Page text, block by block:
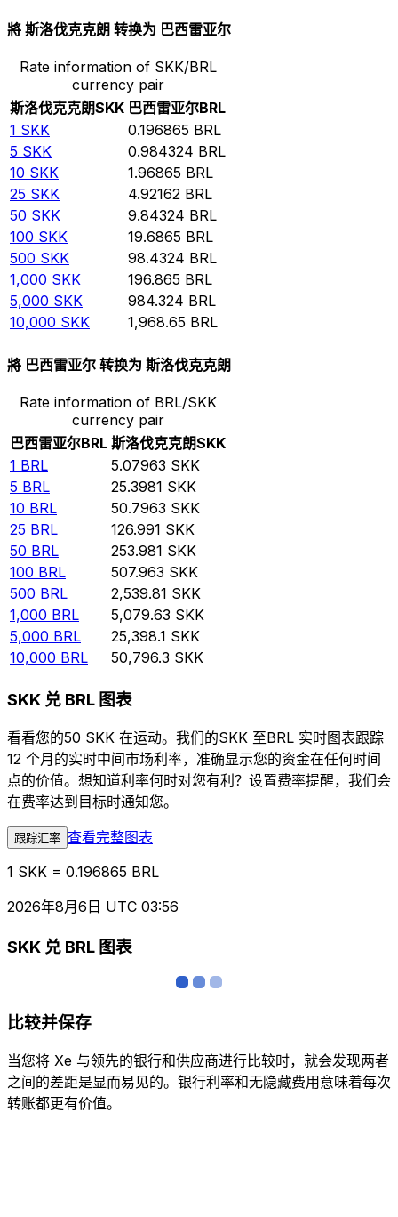
將 斯洛伐克克朗 转换为 巴西雷亚尔
Rate information of SKK/BRL
currency pair
斯洛伐克克朗SKK 巴西雷亚尔BRL
1 SKK 0.196865 BRL
5 SKK 0.984324 BRL
10 SKK 1.96865 BRL
25 SKK 4.92162 BRL
50 SKK 9.84324 BRL
100 SKK 19.6865 BRL
500 SKK 98.4324 BRL
1,000 SKK 196.865 BRL
5,000 SKK 984.324 BRL
10,000 SKK 1,968.65 BRL
將 巴西雷亚尔 转换为 斯洛伐克克朗
Rate information of BRL/SKK
currency pair
巴西雷亚尔BRL 斯洛伐克克朗SKK
1 BRL 5.07963 SKK
5 BRL 25.3981 SKK
10 BRL 50.7963 SKK
25 BRL 126.991 SKK
50 BRL 253.981 SKK
100 BRL 507.963 SKK
500 BRL 2,539.81 SKK
1,000 BRL 5,079.63 SKK
5,000 BRL 25,398.1 SKK
10,000 BRL 50,796.3 SKK
SKK 兑 BRL 图表
看看您的50 SKK 在运动。我们的SKK 至BRL 实时图表跟踪
12 个月的实时中间市场利率，准确显示您的资金在任何时间
点的价值。想知道利率何时对您有利？设置费率提醒，我们会
在费率达到目标时通知您。
跟踪汇率 查看完整图表
1 SKK = 0.196865 BRL
2026年8月6日 UTC 03:56
SKK 兑 BRL 图表
比较并保存
当您将 Xe 与领先的银行和供应商进行比较时，就会发现两者
之间的差距是显而易见的。银行利率和无隐藏费用意味着每次
转账都更有价值。